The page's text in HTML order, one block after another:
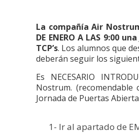
La compañía Air
DE ENERO A LAS 9:00
TCP’s. Los alumnos que
deberán seguir los
Es NECESARIO
Nostrum.
Jornada de Puertas
1- Ir al apartado de